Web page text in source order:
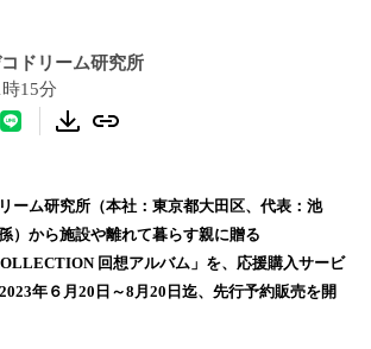
ドリーム研究所
15分
ーム研究所（本社：東京都大田区、代表：池
）から施設や離れて暮らす親に贈る
回想アルバム」を、応援購入サービ
年６月20日～8月20日迄、先行予約販売を開